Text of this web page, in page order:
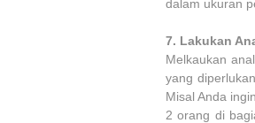
dalam ukuran
7. Lakukan
Melkaukan
yang
Misal Anda
2 orang di